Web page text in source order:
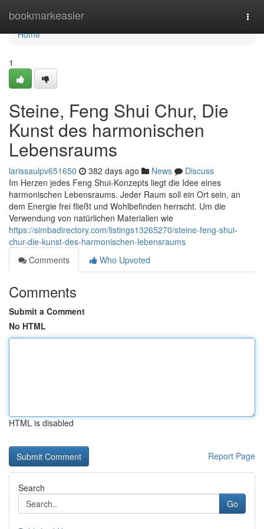
bookmarkeasier
Home
Home
1
Steine, Feng Shui Chur, Die
Kunst des harmonischen
Lebensraums
larissaulpv651650 382 days ago News
Discuss
Im Herzen jedes Feng Shui-Konzepts liegt die Idee eines
harmonischen Lebensraums. Jeder Raum soll ein Ort sein, an
dem Energie frei fließt und Wohlbefinden herrscht. Um die
Verwendung von natürlichen Materialien wie
https://simbadirectory.com/listings13265270/steine-feng-shui-
chur-die-kunst-des-harmonischen-lebensraums
Comments
Who Upvoted
Comments
Submit a Comment
No HTML
HTML is disabled
Report Page
Search
Go